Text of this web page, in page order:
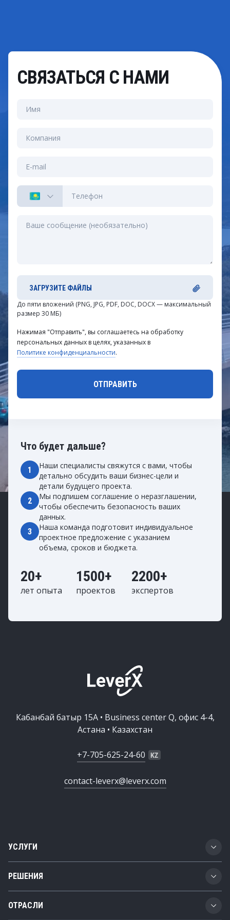
Что будет дальше?
1
Наши специалисты свяжутся с вами, чтобы
детально обсудить ваши бизнес-цели и
детали будущего проекта.
2
Мы подпишем соглашение о неразглашении,
чтобы обеспечить безопасность ваших
данных.
3
Наша команда подготовит индивидуальное
проектное предложение с указанием
объема, сроков и бюджета.
20+
лет опыта
1500+
проектов
2200+
экспертов
СВЯЗАТЬСЯ С НАМИ
ЗАГРУЗИТЕ ФАЙЛЫ
До пяти вложений (PNG, JPG, PDF, DOC, DOCX — максимальный
размер 30 МБ)
Нажимая "Отправить", вы соглашаетесь на обработку
персональных данных в целях, указанных в
Политике конфиденциальности.
УСЛУГИ
Разработка ПО
Цифровая трансформация
РЕШЕНИЯ
Business Technology Platform
ОТРАСЛИ
Кабанбай батыр 15А • Business center Q, офис 4-4,
Астана • Казахстан
+7-705-625-24-60
contact-leverx@leverx.com